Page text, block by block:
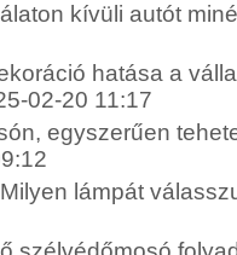
kívüli autót
hatása a
02-20 11:17
egyszerűen
lámpát